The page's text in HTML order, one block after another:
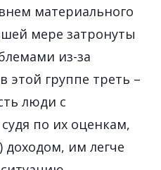
материального
мере затронуты
из-за
этой группе треть –
люди с
судя по их оценкам,
им легче